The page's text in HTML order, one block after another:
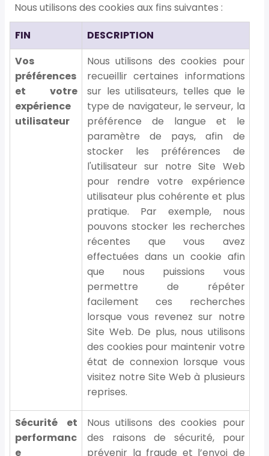
Nous utilisons des cookies aux fins suivantes :
FIN
DESCRIPTION
Vos
préférences
et votre
expérience
utilisateur
Nous utilisons des cookies pour
recueillir certaines informations
sur les utilisateurs, telles que le
type de navigateur, le serveur, la
préférence de langue et le
paramètre de pays, afin de
stocker les préférences de
l'utilisateur sur notre Site Web
pour rendre votre expérience
utilisateur plus cohérente et plus
pratique. Par exemple, nous
pouvons stocker les recherches
récentes que vous avez
effectuées dans un cookie afin
que nous puissions vous
permettre de répéter
facilement ces recherches
lorsque vous revenez sur notre
Site Web. De plus, nous utilisons
des cookies pour maintenir votre
état de connexion lorsque vous
visitez notre Site Web à plusieurs
reprises.
Sécurité et
performanc
e
Nous utilisons des cookies pour
des raisons de sécurité, pour
prévenir la fraude et l’envoi de